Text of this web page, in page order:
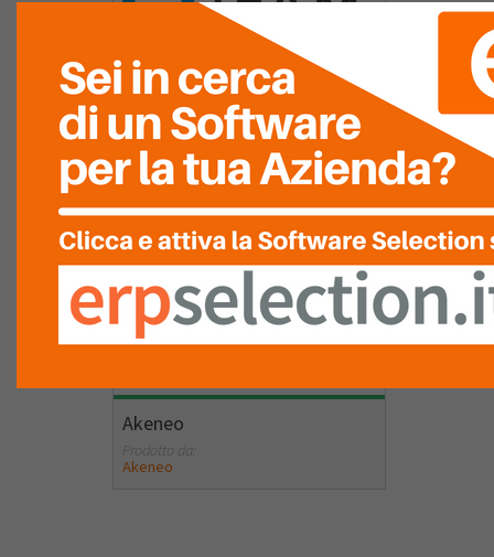
Vedi dettagli
eTEAM PIM
Prodotto da:
4-Flying s.r.l
Akeneo
Prodotto da:
Akeneo